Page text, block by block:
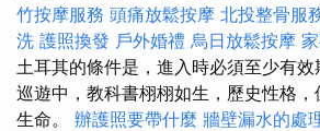
竹按摩服務 頭痛放鬆按摩 北投整骨服
洗 護照換發 戶外婚禮 烏日放鬆按摩
土耳其的條件是，進入時必須至少有
巡遊中，教科書栩栩如生，歷史性格
生命。 辦護照要帶什麼 牆壁漏水的處